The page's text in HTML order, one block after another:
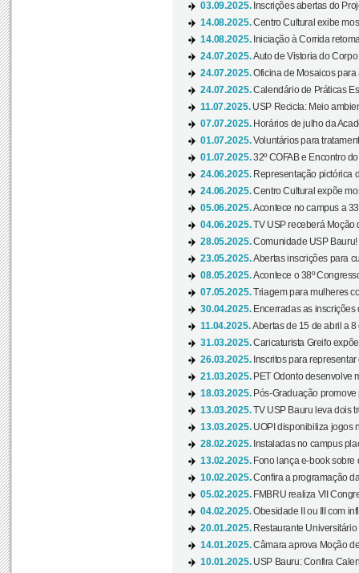
03.09.2025. Inscrições abertas do
14.08.2025.Centro Cultural exibe
14.08.2025. Iniciação à Corrida
24.07.2025.Auto de Vistoria do
24.07.2025.Oficina de Mosaicos
24.07.2025.Calendário de Práticas
11.07.2025. USP Recicla: Meio
07.07.2025. Horários de julho da
01.07.2025.Voluntários para
01.07.2025.32º COFAB e Encontro
24.06.2025. Representação pictórica
24.06.2025.Centro Cultural expõe
05.06.2025.Acontece no campus a
04.06.2025.TV USP receberá Moção
28.05.2025.Comunidade USP Bauru!
23.05.2025.Abertas inscrições para
08.05.2025.Acontece o 38º
07.05.2025.Triagem para mulheres
30.04.2025. Encerradas as inscrições
11.04.2025.Abertas de 15 de abril a
31.03.2025.Caricaturista Greifo
26.03.2025. Inscritos para
21.03.2025. PET Odonto desenvolve
18.03.2025. Pós-Graduação
13.03.2025.TV USP Bauru leva dois
13.03.2025. UOPI disponibiliza jogos
28.02.2025. Instaladas no campus
13.02.2025. Fono lança e-book sobre
10.02.2025.Confira a programação
05.02.2025. FMBRU realiza VII
04.02.2025.Obesidade II ou III com
20.01.2025. Restaurante
14.01.2025.Câmara aprova Moção
10.01.2025. USP Bauru: Confira